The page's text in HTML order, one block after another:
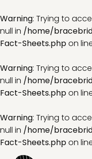
Warning: Trying to
null in /home/
Fact-Sheets.phpon
Warning: Trying to
null in /home/
Fact-Sheets.phpon
Warning: Trying to
null in /home/
Fact-Sheets.phpon